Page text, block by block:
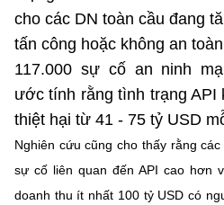
BỘ KHOA HỌC VÀ
MINISTRY OF SCIENCE AND
Điều khoản sử dụng Theo dõi MST:
Cơ quan chủ quản: Bộ Khoa học và
Chịu trách nhiệm nội dung: Nguyễn
cho các DN toàn cầu đang
tấn công hoặc không an
117.000 sự cố an ninh
ước tính rằng tình trạng API
thiệt hại từ 41 - 75 tỷ USD
Nghiên cứu cũng cho thấy rằng
sự cố liên quan đến API cao hơn
doanh thu ít nhất 100 tỷ USD có